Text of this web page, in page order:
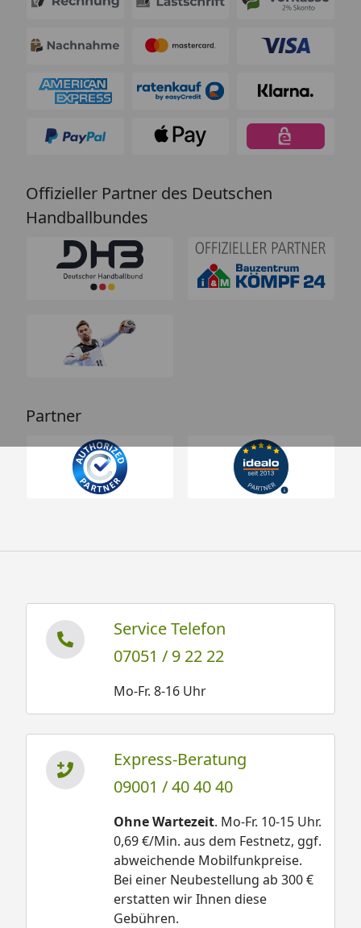
Offizieller Partner des Deutschen
Handballbundes
Partner
Service Telefon
07051 / 9 22 22
Mo-Fr. 8-16 Uhr
Express-Beratung
09001 / 40 40 40
Ohne Wartezeit. Mo-Fr. 10-15 Uhr.
0,69 €/Min. aus dem Festnetz, ggf.
abweichende Mobilfunkpreise.
Bei einer Neubestellung ab 300 €
erstatten wir Ihnen diese
Gebühren.